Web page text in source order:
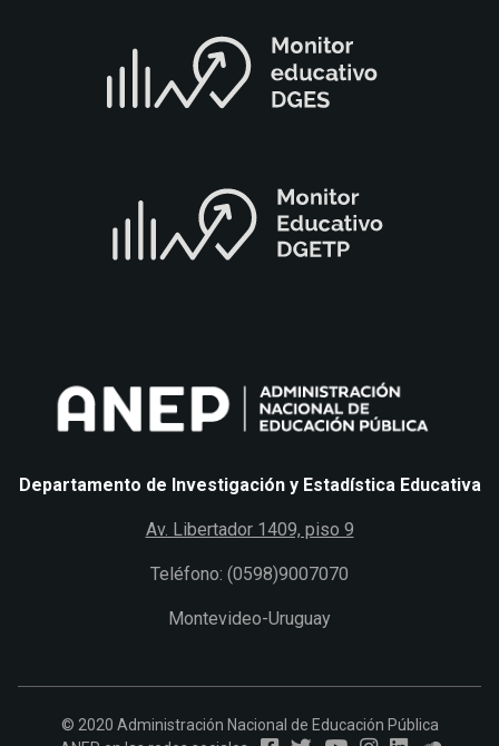
Departamento de Investigación y Estadística Educativa
Av. Libertador 1409, piso 9
Teléfono: (0598)9007070
Montevideo-Uruguay
© 2020 Administración Nacional de Educación Pública